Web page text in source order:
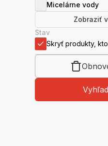
Micelárne vody
Zobraziť
Stav
Skryť produkty,